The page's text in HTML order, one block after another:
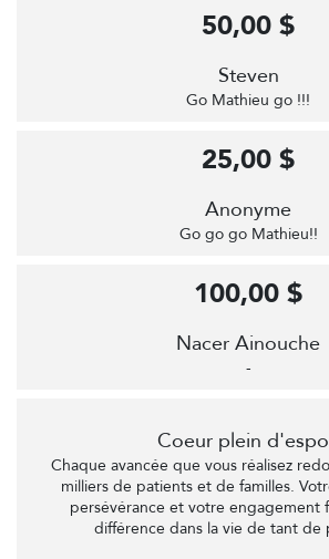
Steven
Go Mathieu go !!!
50,00 $
Anonyme
Go go go Mathieu!!
25,00 $
Nacer Ainouche
-
100,00 $
Coeur plein
Chaque avancée que vous réalisez
milliers de patients et de familles.
persévérance et votre engagement
différence dans la vie de tant de